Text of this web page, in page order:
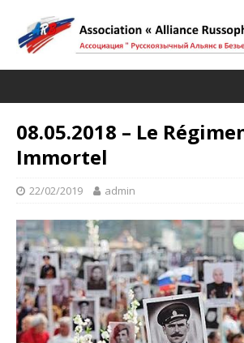
08.05.2018 – Le
Immortel
22/02/2019 admin